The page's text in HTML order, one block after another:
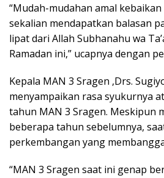
“Mudah-mudahan amal
sekalian mendapatkan balasan
lipat dari Allah Subhanahu wa
Ramadan ini,” ucapnya dengan
Kepala MAN 3 Sragen ,Drs.
menyampaikan rasa syukurnya
tahun MAN 3 Sragen. Meskipun
beberapa tahun sebelumnya,
perkembangan yang
“MAN 3 Sragen saat ini genap